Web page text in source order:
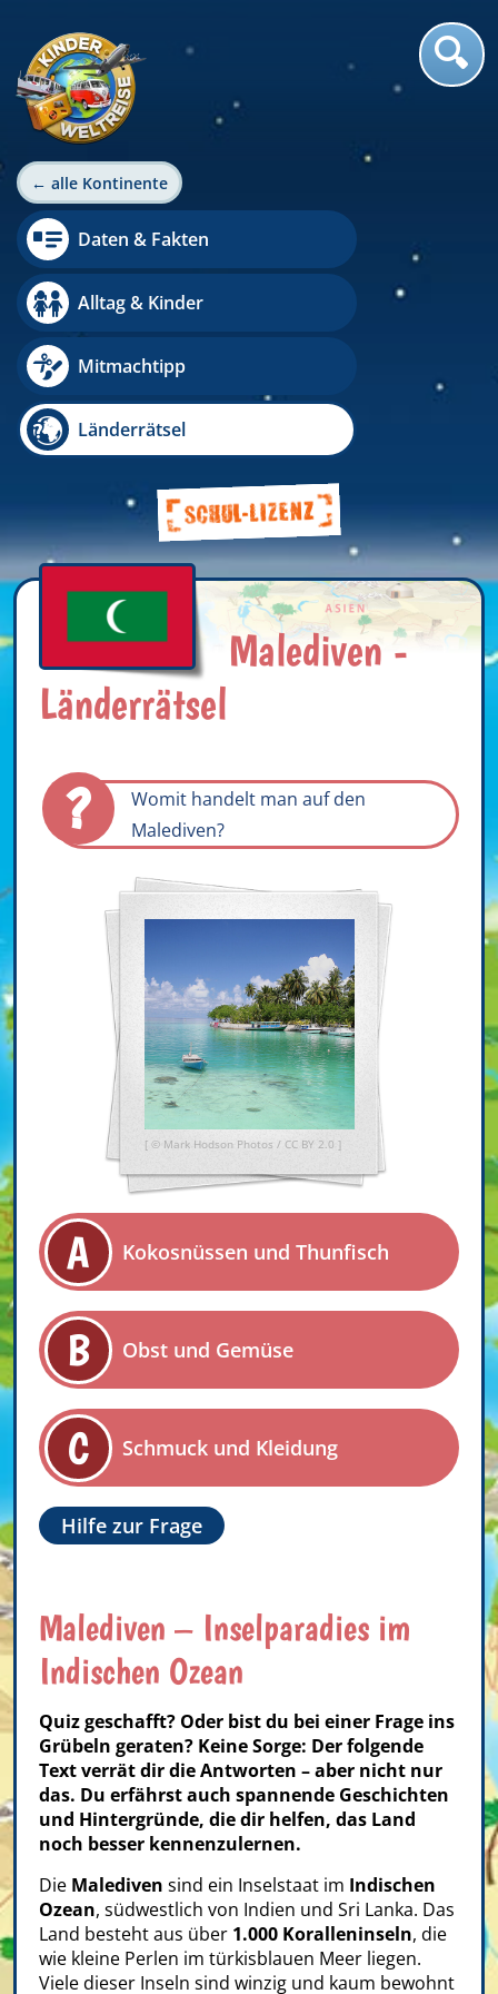
← alle Kontinente
Daten & Fakten
Alltag & Kinder
Mitmachtipp
Länderrätsel
Malediven -
Länderrätsel
?
Womit handelt man auf den
Malediven?
[ © Mark Hodson Photos / CC BY 2.0 ]
A Kokosnüssen und Thunfisch
B Obst und Gemüse
C Schmuck und Kleidung
Hilfe zur Frage
Malediven – Inselparadies im
Indischen Ozean
Quiz geschafft? Oder bist du bei einer Frage ins
Grübeln geraten? Keine Sorge: Der folgende
Text verrät dir die Antworten – aber nicht nur
das. Du erfährst auch spannende Geschichten
und Hintergründe, die dir helfen, das Land
noch besser kennenzulernen.
Die Malediven sind ein Inselstaat im Indischen
Ozean, südwestlich von Indien und Sri Lanka. Das
Land besteht aus über 1.000 Koralleninseln, die
wie kleine Perlen im türkisblauen Meer liegen.
Viele dieser Inseln sind winzig und kaum bewohnt